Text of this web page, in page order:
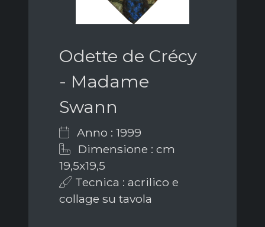
Odette de Crécy
- Madame
Swann
Anno : 1999
Dimensione : cm
19,5x19,5
Tecnica : acrilico e
collage su tavola